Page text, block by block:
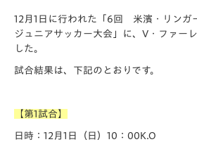
12月1日に行われた「️6回 米濱・リン
ジュニアサッカー大会」に、V・ファー
した。
試合結果は、下記のとおりです。
【第1試合】
日時：12月1日（日）10：00K.O